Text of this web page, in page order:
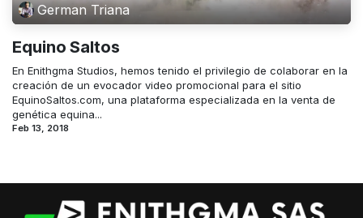
German Triana
Equino Saltos
En Enithgma Studios, hemos tenido el privilegio de colaborar en la
creación de un evocador video promocional para el sitio
EquinoSaltos.com, una plataforma especializada en la venta de
genética equina...
Feb 13, 2018